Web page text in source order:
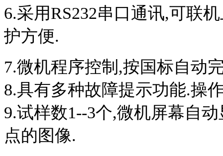
6.采用RS232串口通讯,可联
护方便.
7.微机程序控制,按国标自动
8.具有多种故障提示功能.操
9.试样数1--3个,微机屏幕自
点的图像.